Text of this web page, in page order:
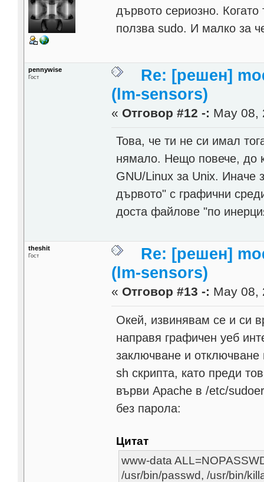
дървото сериозно.
ползва sudo. И малко за
pennywise
Гост
Re: [решен]
(lm-sensors)
« Отговор #12 -: May 08,
Това, че ти не си имал
нямалo. Нещо повече, до
GNU/Linux за Unix. Иначе
дървото" с графични
доста файлове "по
theshit
Гост
Re: [решен]
(lm-sensors)
« Отговор #13 -: May 08,
Окей, извинявам се и си
направя графичен уеб
заключване и
sh скрипта, като преди
върви Apache в /etc/
без парола:
Цитат
www-data
/usr/bin/passwd, /usr/bin/